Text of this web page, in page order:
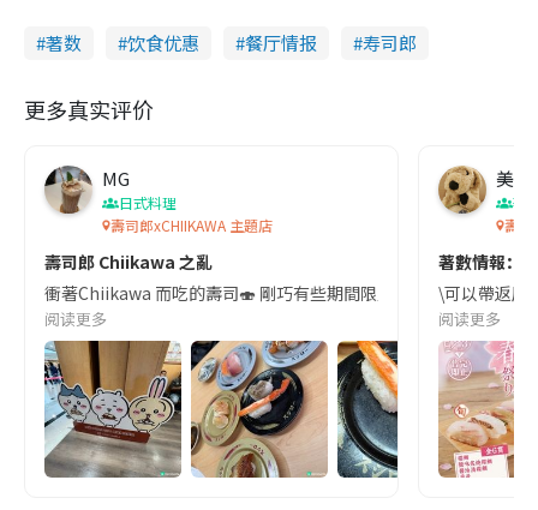
著数 饮食优惠 餐厅情报 寿司郎
更多真实评价
MG
日式料理
壽司郎xCHIIKAWA 主題店
壽司郎 Chiikawa 之亂
衝著Chiikawa 而吃的壽司🍣 剛巧有些期間限定新品 實在太好
阅读更多
美食
著
壽司
著數情報：
\可以帶返
阅读更多